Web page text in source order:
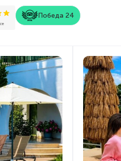
Победа 24